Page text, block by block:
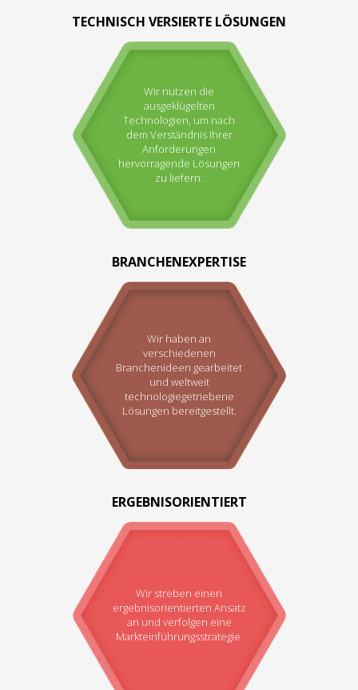
TECHNISCH VERSIERTE LÖSUNGEN
Wir nutzen die
ausgeklügelten
Technologien, um nach
dem Verständnis Ihrer
Anforderungen
hervorragende Lösungen
zu liefern.
BRANCHENEXPERTISE
Wir haben an
verschiedenen
Branchenideen gearbeitet
und weltweit
technologiegetriebene
Lösungen bereitgestellt.
ERGEBNISORIENTIERT
Wir streben einen
ergebnisorientierten Ansatz
an und verfolgen eine
Markteinführungsstrategie.